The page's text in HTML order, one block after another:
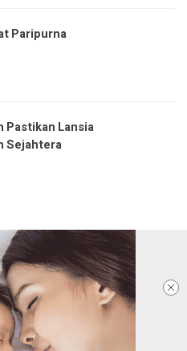
Paripurna
Pastikan Lansia
Sejahtera
Panduan Komunitas